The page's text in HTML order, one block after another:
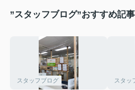
”スタッフブログ”おすすめ記事
スタッフブログ スタッ